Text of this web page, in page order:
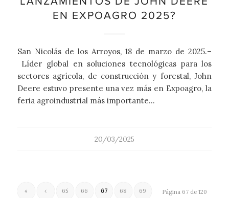
EN EXPOAGRO 2025?
San Nicolás de los Arroyos, 18 de marzo de 2025.–
Líder global en soluciones tecnológicas para los
sectores agrícola, de construcción y forestal, John
Deere estuvo presente una vez más en Expoagro, la
feria agroindustrial más importante…
20/03/2025
Página 67 de 120
« ‹ 65 66 67 68 69